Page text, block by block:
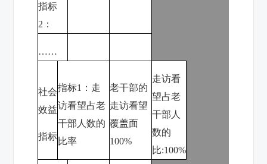
指标
2 ：
……
社会
效益
指标
指标1 ：走
访看望占老
干部人数的
比率
老干部的
走访看望
覆盖面
100%
走访看
望占老
干部人
数的
比:100%